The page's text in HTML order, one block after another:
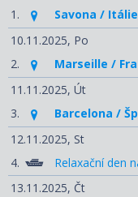
1.
Savona / Itálie
10.11.2025, Po
2.
Marseille /
11.11.2025, Út
3.
Barcelona /
12.11.2025, St
4.
Relaxační den
13.11.2025, Čt